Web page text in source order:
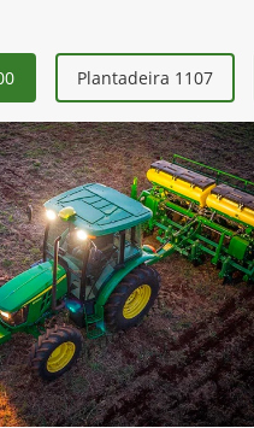
Plantadeira 1107